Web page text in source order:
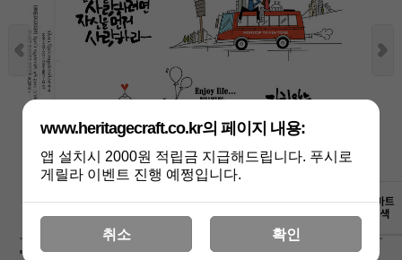
상세보기
상품가 : 1,800원
www.heritagecraft.co.kr의 페이지 내용:
앱 설치시 2000원 적립금 지급해드립니다. 푸시로
게릴라 이벤트 진행 예쩡입니다.
취소 확인